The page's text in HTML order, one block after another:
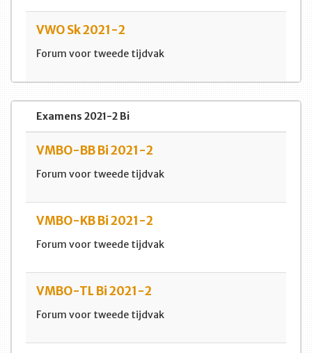
VWO Sk 2021-2
Forum voor tweede tijdvak
Examens 2021-2 Bi
VMBO-BB Bi 2021-2
Forum voor tweede tijdvak
VMBO-KB Bi 2021-2
Forum voor tweede tijdvak
VMBO-TL Bi 2021-2
Forum voor tweede tijdvak